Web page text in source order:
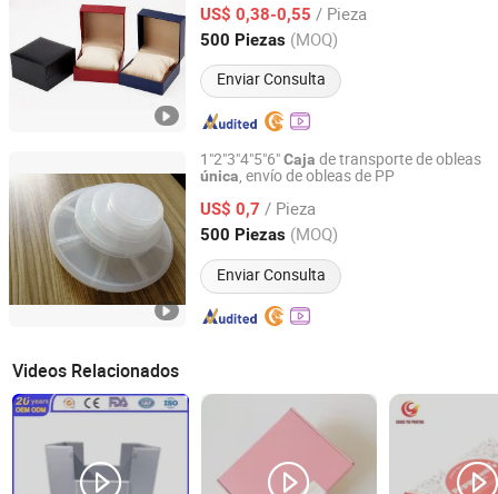
US$ 0,38-0,55 / Pieza
500 Piezas (MOQ)
Enviar Consulta
Zhejiang, China Desde 2017
1"2"3"4"5"6"Caja de transporte de obleas
única, envío de obleas de PP
US$ 0,7 / Pieza
500 Piezas (MOQ)
Enviar Consulta
Jiaozuo Commercial Finewin Co., Ltd.
Henan, China Desde 2018
Videos Relacionados